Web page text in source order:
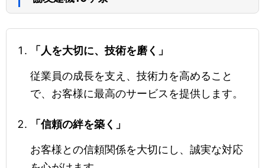
「人を大切に、技術を磨く」
従業員の成長を支え、技術力を高めること
で、お客様に最高のサービスを提供します。
「信頼の絆を築く」
お客様との信頼関係を大切にし、誠実な対応